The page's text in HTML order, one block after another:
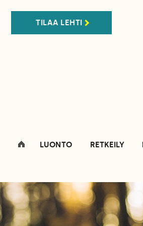
TILAA LEHTI
LUONTO RETKEILY